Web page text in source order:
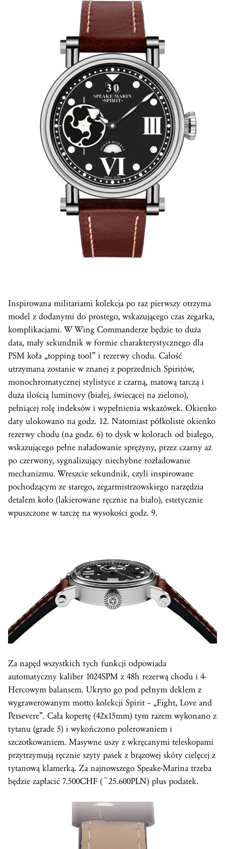
Inspirowana militariami kolekcja po raz pierwszy otrzyma
model z dodanymi do prostego, wskazującego czas zegarka,
komplikacjami. W Wing Commanderze będzie to duża
data, mały sekundnik w formie charakterystycznego dla
PSM koła „topping tool” i rezerwy chodu. Całość
utrzymana zostanie w znanej z poprzednich Spiritów,
monochromatycznej stylistyce z czarną, matową tarczą i
duża ilością luminovy (białej, świecącej na zielono),
pełniącej rolę indeksów i wypełnienia wskazówek. Okienko
daty ulokowano na godz. 12. Natomiast półkoliste okienko
rezerwy chodu (na godz. 6) to dysk w kolorach od białego,
wskazującego pełne naładowanie sprężyny, przez czarny aż
po czerwony, sygnalizujący niechybne rozładowanie
mechanizmu. Wreszcie sekundnik, czyli inspirowane
pochodzącym ze starego, zegarmistrzowskiego narzędzia
detalem koło (lakierowane ręcznie na biało), estetycznie
wpuszczone w tarczę na wysokości godz. 9.
Za napęd wszystkich tych funkcji odpowiada
automatyczny kaliber 1024SPM z 48h rezerwą chodu i 4-
Hercowym balansem. Ukryto go pod pełnym deklem z
wygrawerowanym motto kolekcji Spirit – „Fight, Love and
Persevere”. Cała kopertę (42x15mm) tym razem wykonano z
tytanu (grade 5) i wykończono polerowaniem i
szczotkowaniem. Masywne uszy z wkręcanymi teleskopami
przytrzymują ręcznie szyty pasek z brązowej skóry cielęcej z
tytanową klamerką. Za najnowszego Speake-Marina trzeba
będzie zapłacić 7.500CHF (~25.600PLN) plus podatek.